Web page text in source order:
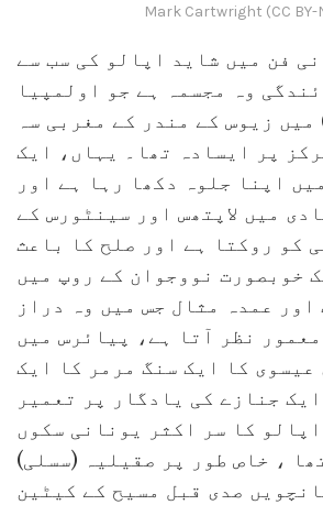
Mark Cartwright (CC BY-
فن میں شاید اپالو کی سب سے
وہ مجسمہ ہے جو اولمپیا
۴۶۰ ق م) میں زیوس کے مندر کے مغربی سہ
پر ایسادہ تھا۔ یہاں، ایک
اپنا جلوہ دکھا رہا ہے اور
میں لاپتھس اور سینٹورس کے
کو روکتا ہے اور صلح کا باعث
خوبصورت نووجوان کے روپ میں
اور عمدہ مثال جس میں وہ دراز
نظر آتا ہے، پیائرس میں
عیسوی کا ایک سنگ مرمر کا ایک
جنازے کی یادگار پر تعمیر
کا سر اکثر یونانی سکوں
، خاص طور پر صقیلیہ (سسلی)
صدی قبل مسیح کے کیٹین